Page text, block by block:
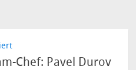
Chef: Pavel Durov